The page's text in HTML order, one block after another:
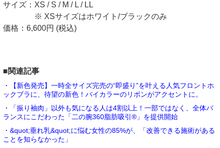
サイズ：XS / S / M / L / LL
※ XSサイズはホワイト/ブラックのみ
価格：6,600円 (税込)
■関連記事
・【新色発売】一時全サイズ完売の“即盛り”を叶える人気フロントホ
ックブラに、待望の新色！バイカラーのリボンがアクセントに。
・「振り袖肉」以外も気になる人は4割以上！一部ではなく、全体バ
ランスにこだわった「二の腕360脂肪吸引®」を提供開始
・&quot;垂れ乳&quot;に悩む女性の85%が、「改善できる施術がある
ことを知らなかった」